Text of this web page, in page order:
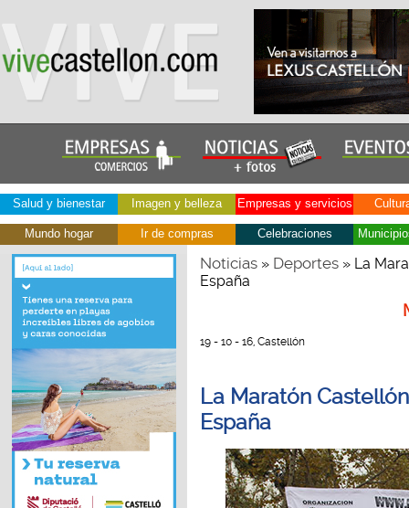
Salud y bienestar Imagen y belleza Empresas y servicios
Mundo hogar Ir de compras Celebraciones
Noticias» Deportes» La
España
19 - 10 - 16, Castellón
La Maratón
España